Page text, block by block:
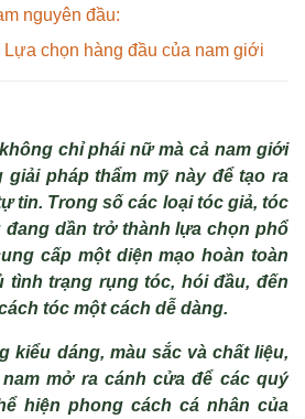
nguyên đầu:
chọn hàng đầu của nam giới
chỉ phái nữ mà cả nam giới
pháp thẩm mỹ này để tạo ra
tin. Trong số các loại tóc giả, tóc
đang dần trở thành lựa chọn phổ
cấp một diện mạo hoàn toàn
tình trạng rụng tóc, hói đầu, đến
tóc một cách dễ dàng.
kiểu dáng, màu sắc và chất liệu,
mở ra cánh cửa để các quý
hiện phong cách cá nhân của